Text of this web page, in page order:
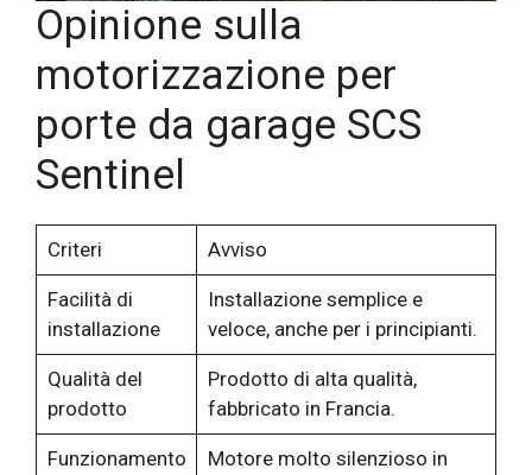
Opinione sulla
motorizzazione per
porte da garage SCS
Sentinel
Criteri Avviso
Facilità di
installazione
Installazione semplice e
veloce, anche per i principianti.
Qualità del
prodotto
Prodotto di alta qualità,
fabbricato in Francia.
Funzionamento
Motore molto silenzioso in